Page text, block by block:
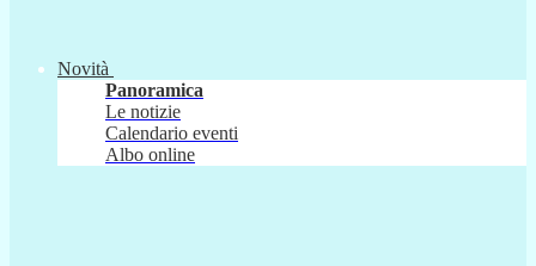
Novità
Panoramica
Le notizie
Calendario eventi
Albo online